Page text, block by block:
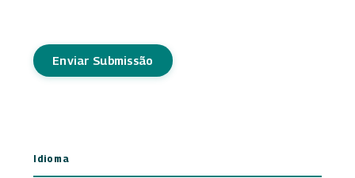
Enviar Submissão
Idioma